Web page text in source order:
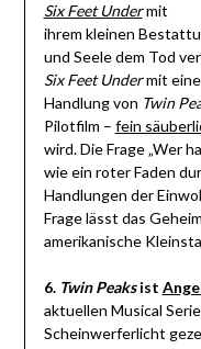
Six Feet Under mit
ihrem kleinen
und Seele dem Tod
Six Feet Undermit
Handlung von Twin
Pilotfilm – fein
wird. Die Frage „Wer
wie ein roter Faden
Handlungen der
Frage lässt das
amerikanische
6. Twin Peaksist
aktuellen Musical Serie
Scheinwerferlicht